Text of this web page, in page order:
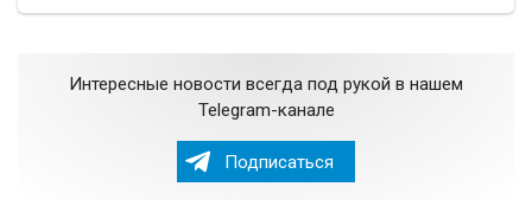
Интересные новости всегда под рукой в нашем
Telegram-канале
Подписаться